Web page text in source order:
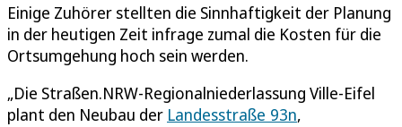
Einige Zuhörer stellten die Sinnhaftigkeit der Planung
in der heutigen Zeit infrage zumal die Kosten für die
Ortsumgehung hoch sein werden.
„Die Straßen.NRW-Regionalniederlassung Ville-Eifel
plant den Neubau der Landesstraße 93n,